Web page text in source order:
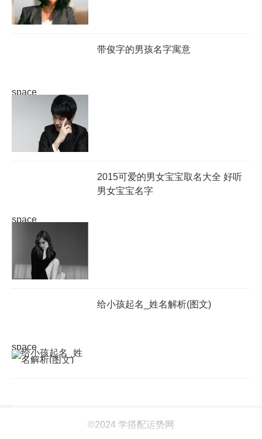
space
带俊字的男孩名字寓意
space
2015可爱的男女宝宝取名大全 好听
男女宝宝名字
space
给小孩起名_姓名解析(图文)
©2024 学搭配运势网